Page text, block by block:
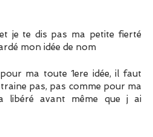
je te dis pas ma petite fierté
mon idée de nom
ma toute 1ere idée, il faut
pas, pas comme pour ma
libéré avant même que j ai